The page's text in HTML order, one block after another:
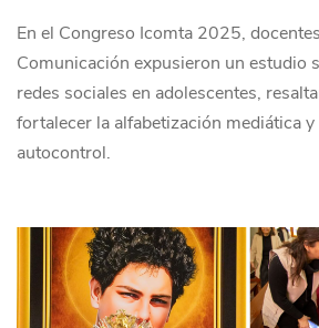
En el Congreso Icomta 2025,
Comunicación expusieron un estudio
redes sociales en adolescentes,
fortalecer la alfabetización mediática
autocontrol.